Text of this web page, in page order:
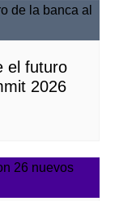
el futuro
2026